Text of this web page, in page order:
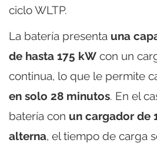
ciclo WLTP.
La batería presenta una
de hasta 175 kW con un
continua, lo que le permite
en solo 28 minutos. En el
batería con un cargador de
alterna, el tiempo de carga